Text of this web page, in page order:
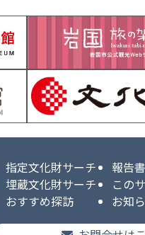
指定文化財サーチ
報告
埋蔵文化財サーチ
この
おすすめ探訪
お知